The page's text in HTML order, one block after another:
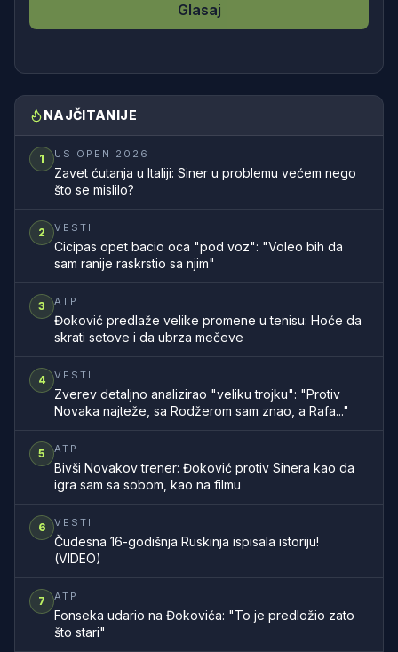
Glasaj
NAJČITANIJE
1 US OPEN 2026
Zavet ćutanja u Italiji: Siner u problemu većem nego
što se mislilo?
2 VESTI
Cicipas opet bacio oca "pod voz": "Voleo bih da
sam ranije raskrstio sa njim"
3 ATP
Đoković predlaže velike promene u tenisu: Hoće da
skrati setove i da ubrza mečeve
4 VESTI
Zverev detaljno analizirao "veliku trojku": "Protiv
Novaka najteže, sa Rodžerom sam znao, a Rafa..."
5 ATP
Bivši Novakov trener: Đoković protiv Sinera kao da
igra sam sa sobom, kao na filmu
6 VESTI
Čudesna 16-godišnja Ruskinja ispisala istoriju!
(VIDEO)
7 ATP
Fonseka udario na Đokovića: "To je predložio zato
što stari"